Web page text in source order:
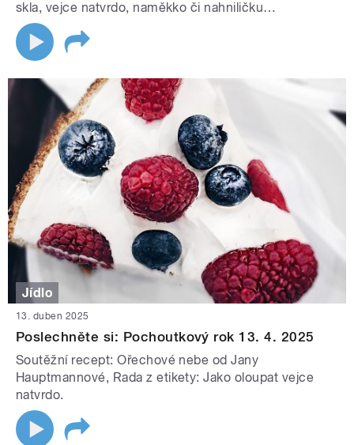
skla, vejce natvrdo, naměkko či nahniličku…
Jídlo
13. duben 2025
Poslechněte si: Pochoutkový rok 13. 4. 2025
Soutěžní recept: Ořechové nebe od Jany
Hauptmannové, Rada z etikety: Jako oloupat vejce
natvrdo.